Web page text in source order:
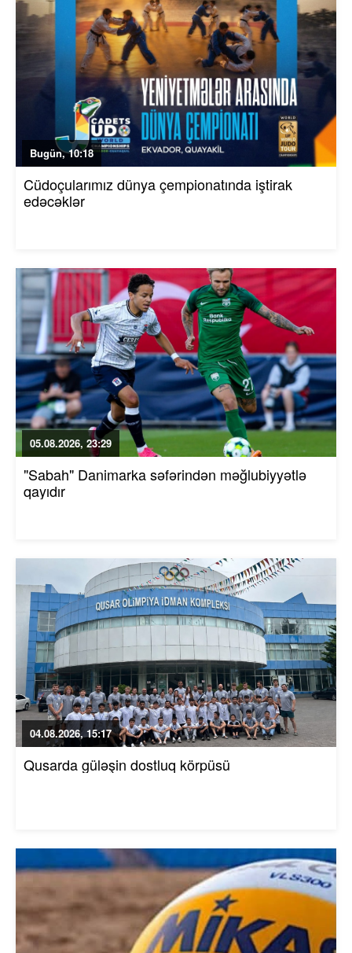
Bugün, 10:18
Cüdoçularımız dünya çempionatında iştirak
edəcəklər
05.08.2026, 23:29
"Sabah" Danimarka səfərindən məğlubiyyətlə
qayıdır
04.08.2026, 15:17
Qusarda güləşin dostluq körpüsü